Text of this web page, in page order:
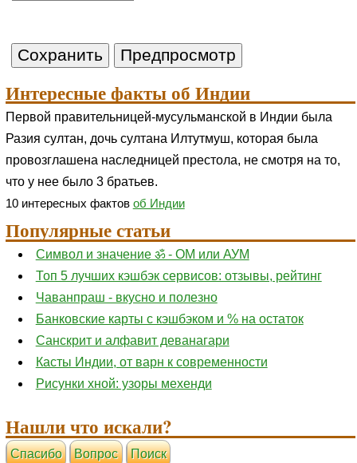
Интересные факты об Индии
Первой правительницей-мусульманской в Индии была
Разия султан, дочь султана Илтутмуш, которая была
провозглашена наследницей престола, не смотря на то,
что у нее было 3 братьев.
10 интересных фактов об Индии
Популярные статьи
Символ и значение ॐ - ОМ или АУМ
Топ 5 лучших кэшбэк сервисов: отзывы, рейтинг
Чаванпраш - вкусно и полезно
Банковские карты с кэшбэком и % на остаток
Санскрит и алфавит деванагари
Касты Индии, от варн к современности
Рисунки хной: узоры мехенди
Нашли что искали?
Cпасибо Вопрос Поиск